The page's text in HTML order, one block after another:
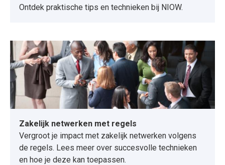
Ontdek praktische tips en technieken bij NIOW.
Zakelijk netwerken met regels
Vergroot je impact met zakelijk netwerken volgens
de regels. Lees meer over succesvolle technieken
en hoe je deze kan toepassen.